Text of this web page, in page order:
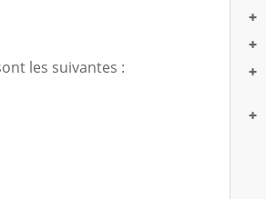
les suivantes :